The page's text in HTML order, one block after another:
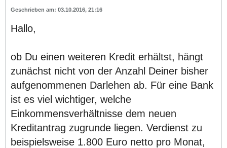
03.10.2016, 21:16
Hallo,
ob Du einen weiteren Kredit erhältst, hängt
zunächst nicht von der Anzahl Deiner bisher
aufgenommenen Darlehen ab. Für eine Bank
ist es viel wichtiger, welche
Einkommensverhältnisse dem neuen
Kreditantrag zugrunde liegen. Verdienst zu
beispielsweise 1.800 Euro netto pro Monat,